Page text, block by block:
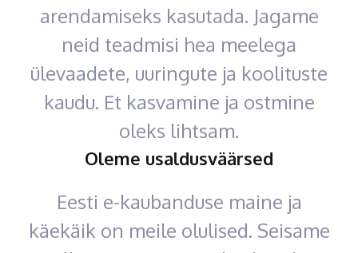
arendamiseks kasutada. Jagame
neid teadmisi hea meelega
ülevaadete, uuringute ja koolituste
kaudu. Et kasvamine ja ostmine
oleks lihtsam.
Oleme usaldusväärsed
Eesti e-kaubanduse maine ja
käekäik on meile olulised. Seisame